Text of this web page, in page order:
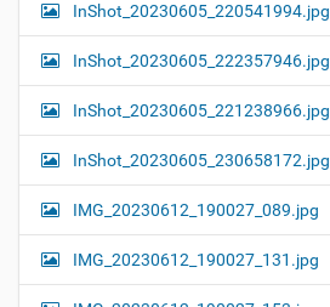
InShot_20230605_220541994.jpg
InShot_20230605_222357946.jpg
InShot_20230605_221238966.jpg
InShot_20230605_230658172.jpg
IMG_20230612_190027_089.jpg
IMG_20230612_190027_131.jpg